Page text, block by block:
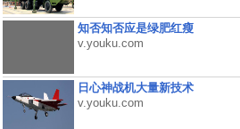
知否知否应是绿肥红瘦
v.youku.com
日心神战机大量新技术
v.youku.com